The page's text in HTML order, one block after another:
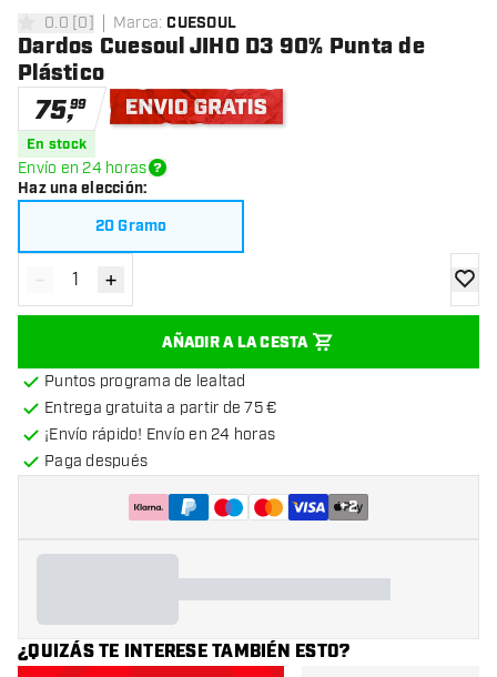
0 estrellas de puntuación
0.0 [0] Marca: CUESOUL
Dardos Cuesoul JIHO D3 90% Punta de
Plástico
75,99
En stock
Envío en 24 horas
Haz una elección:
20 Gramo
Disminuir cantidad
- Aumentar cantidad
+
AÑADIR A LA CESTA
Puntos programa de lealtad
Entrega gratuita a partir de 75 €
¡Envío rápido! Envío en 24 horas
Paga después
+2
¿QUIZÁS TE INTERESE TAMBIÉN ESTO?